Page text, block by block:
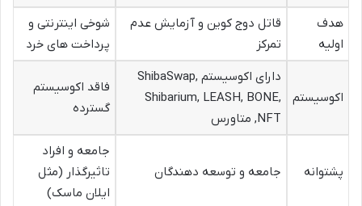
هدف
اولیه
قاتل دوج کوین و آزمایش عدم
تمرکز
شوخی اینترنتی و
پرداخت های خرد
اکوسیستم
دارای اکوسیستم ShibaSwap,
Shibarium, LEASH, BONE,
NFT, متاورس
فاقد اکوسیستم
گسترده
پشتوانه جامعه و توسعه دهندگان
جامعه و افراد
تاثیرگذار (مثل
ایلان ماسک)